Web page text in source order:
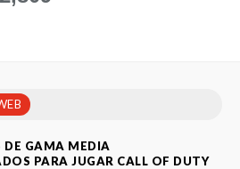
DE GAMA MEDIA
PARA JUGAR CALL OF DUTY